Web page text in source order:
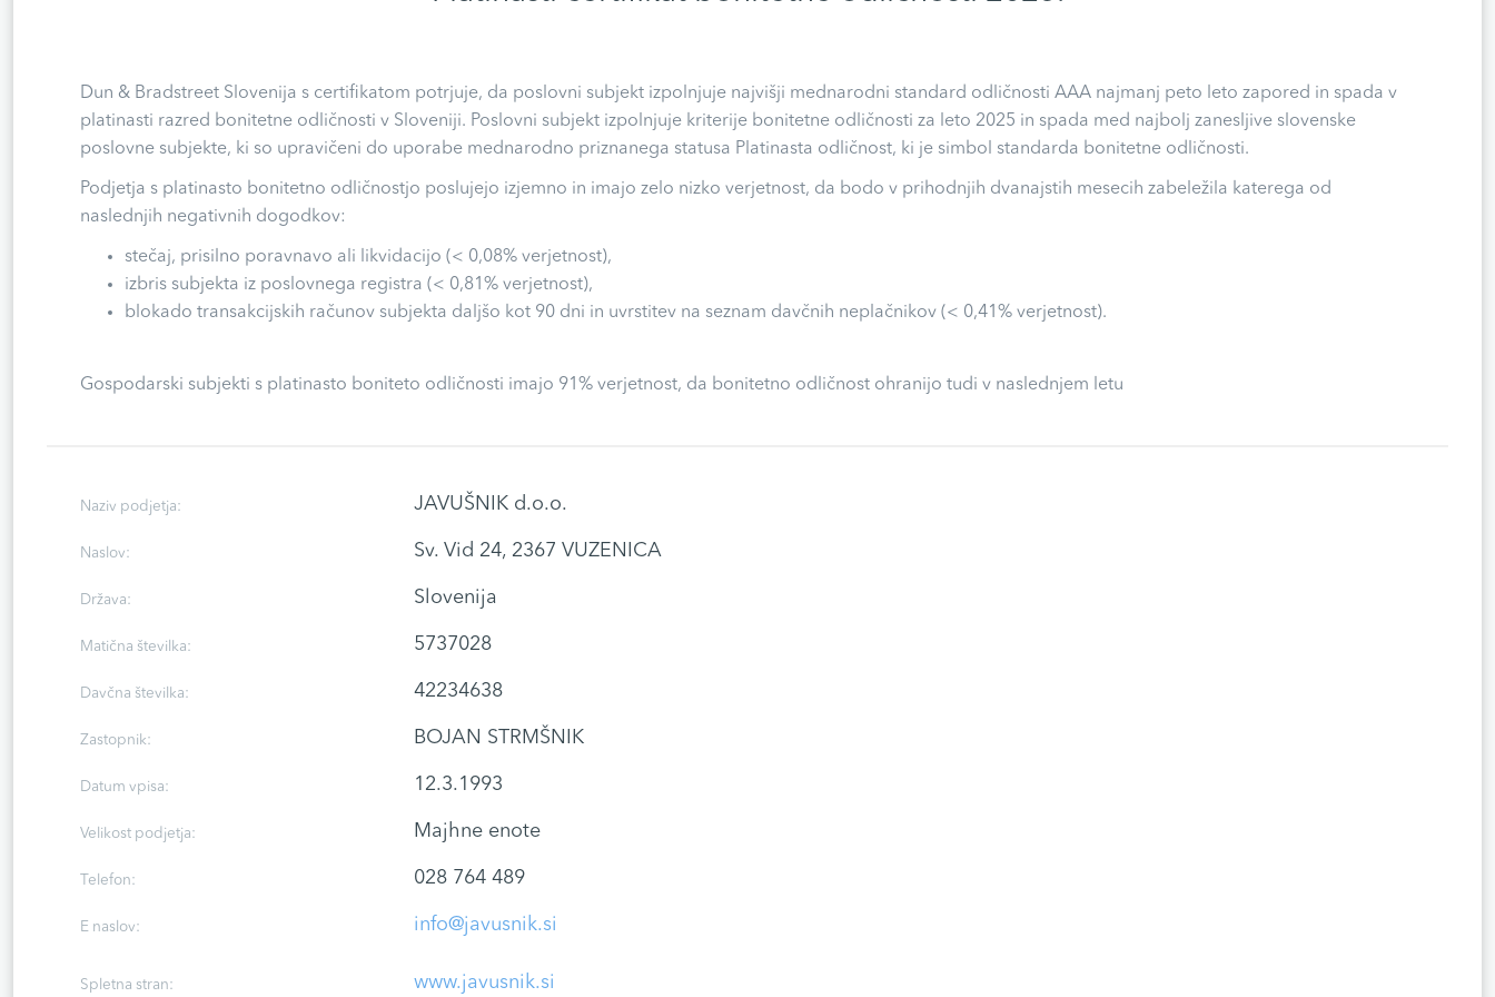
Dun & Bradstreet Slovenija s certifikatom potrjuje, da poslovni subjekt izpolnjuje najvišji mednarodni standard odličnosti AAA najmanj peto leto zapored in spada v
platinasti razred bonitetne odličnosti v Sloveniji. Poslovni subjekt izpolnjuje kriterije bonitetne odličnosti za leto 2025 in spada med najbolj zanesljive slovenske
poslovne subjekte, ki so upravičeni do uporabe mednarodno priznanega statusa Platinasta odličnost, ki je simbol standarda bonitetne odličnosti.
Podjetja s platinasto bonitetno odličnostjo poslujejo izjemno in imajo zelo nizko verjetnost, da bodo v prihodnjih dvanajstih mesecih zabeležila katerega od
naslednjih negativnih dogodkov:
stečaj, prisilno poravnavo ali likvidacijo (< 0,08% verjetnost),
izbris subjekta iz poslovnega registra (< 0,81% verjetnost),
blokado transakcijskih računov subjekta daljšo kot 90 dni in uvrstitev na seznam davčnih neplačnikov (< 0,41% verjetnost).
Gospodarski subjekti s platinasto boniteto odličnosti imajo 91% verjetnost, da bonitetno odličnost ohranijo tudi v naslednjem letu
Naziv podjetja: JAVUŠNIK d.o.o.
Naslov: Sv. Vid 24, 2367 VUZENICA
Država: Slovenija
Matična številka: 5737028
Davčna številka: 42234638
Zastopnik: BOJAN STRMŠNIK
Datum vpisa: 12.3.1993
Velikost podjetja: Majhne enote
Telefon: 028 764 489
E naslov: info@javusnik.si
Spletna stran: www.javusnik.si